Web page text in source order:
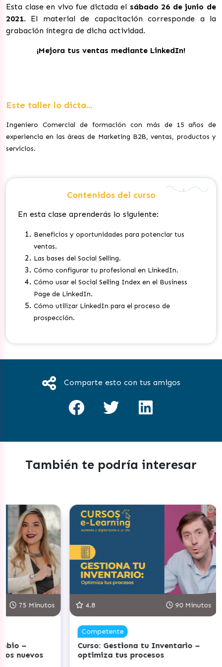
Esta clase en vivo fue dictada el sábado 26 de junio de
2021. El material de capacitación corresponde a la
grabación íntegra de dicha actividad.
¡Mejora tus ventas mediante LinkedIn!
Este taller lo dicta...
Ingeniero Comercial de formación con más de 15 años de
experiencia en las áreas de Marketing B2B, ventas, productos y
servicios.
Contenidos del curso
En esta clase aprenderás lo siguiente:
Beneficios y oportunidades para potenciar tus
ventas.
Las bases del Social Selling.
Cómo configurar tu profesional en LinkedIn.
Cómo usar el Social Selling Index en el Business
Page de LinkedIn.
Cómo utilizar LinkedIn para el proceso de
prospección.
Comparte esto con tus amigos
También te podría interesar
4.8 90 Minutos
Competente
Curso: Gestiona tu Inventario –
optimiza tus procesos
5.0